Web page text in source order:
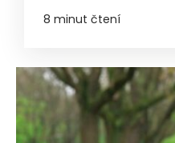
8 minut čtení